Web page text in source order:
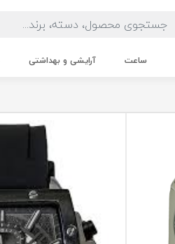
ساعت آرایشی و بهداشتی